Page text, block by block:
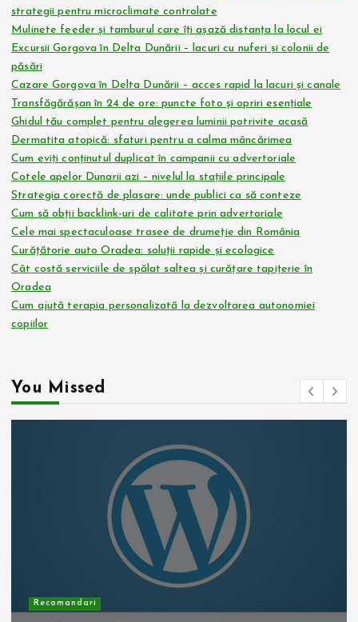
strategii pentru microclimate controlate
Mulinete feeder și tamburul care îți așază distanța la locul ei
Excursii Gorgova în Delta Dunării – lacuri cu nuferi și colonii de
păsări
Cazare Gorgova în Delta Dunării – acces rapid la lacuri și canale
Transfăgărășan în 24 de ore: puncte foto și opriri esențiale
Ghidul tău complet pentru alegerea luminii potrivite acasă
Dermatita atopică: sfaturi pentru a calma mâncărimea
Cum eviți conținutul duplicat în campanii cu advertoriale
Cotele apelor Dunarii azi – nivelul la stațiile principale
Strategia corectă de plasare: unde publici ca să conteze
Cum să obții backlink-uri de calitate prin advertoriale
Cele mai spectaculoase trasee de drumeție din România
Curățătorie auto Oradea: soluții rapide și ecologice
Cât costă serviciile de spălat saltea și curățare tapițerie în
Oradea
Cum ajută terapia personalizată la dezvoltarea autonomiei
copiilor
You Missed